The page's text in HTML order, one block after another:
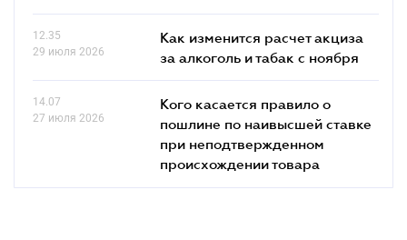
12.35
29 июля 2026
Как изменится расчет акциза
за алкоголь и табак с ноября
14.07
27 июля 2026
Кого касается правило о
пошлине по наивысшей ставке
при неподтвержденном
происхождении товара